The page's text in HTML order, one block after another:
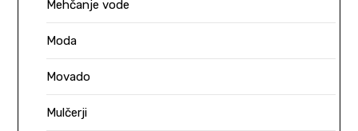
Mehčanje vode
Moda
Movado
Mulčerji